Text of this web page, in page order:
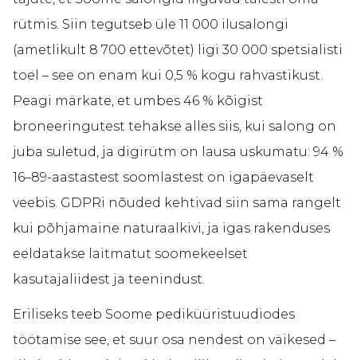
rütmis. Siin tegutseb üle 11 000 ilusalongi
(ametlikult 8 700 ettevõtet) ligi 30 000 spetsialisti
toel – see on enam kui 0,5 % kogu rahvastikust.
Peagi märkate, et umbes 46 % kõigist
broneeringutest tehakse alles siis, kui salong on
juba suletud, ja digirütm on lausa uskumatu: 94 %
16–89-aastastest soomlastest on igapäevaselt
veebis. GDPRi nõuded kehtivad siin sama rangelt
kui põhjamaine naturaalkivi, ja igas rakenduses
eeldatakse laitmatut soomekeelset
kasutajaliidest ja teenindust.
Eriliseks teeb Soome pediküüristuudiodes
töötamise see, et suur osa nendest on väikesed –